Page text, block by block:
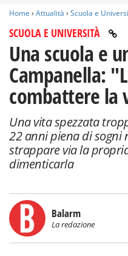
Home › Attualità › Scuola e
SCUOLA E UNIVERSITÀ
Una scuola e
Campanella:
combattere la
Una vita spezzata
22 anni piena di sogni
strappare via la
dimenticarla
Balarm
La redazione